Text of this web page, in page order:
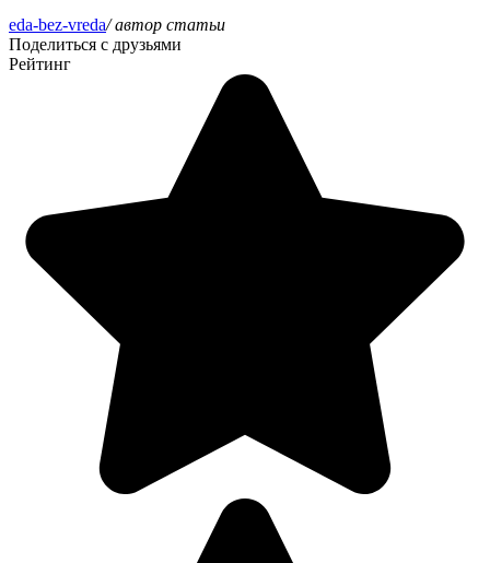
eda-bez-vreda/ автор статьи
Поделиться с друзьями
Рейтинг